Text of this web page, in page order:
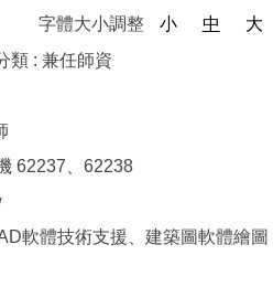
字體大小調整 小 中
大
類 : 兼任師資
62237、62238
軟體技術支援、建築圖軟體繪圖